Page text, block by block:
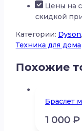
Цены на
скидкой
Категории: Dyson,
Техника для дома
Похожие
Браслет
1 000 ₽